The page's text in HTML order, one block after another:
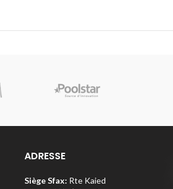
ADRESSE
Siège Sfax: Rte Kaied